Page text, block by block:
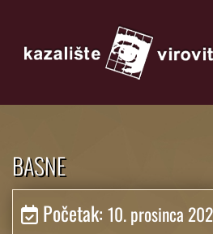
BASNE
Početak: 10. prosinca